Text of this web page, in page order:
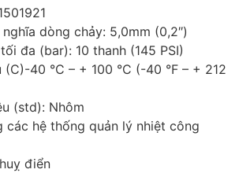
dòng chảy: 5,0mm (0,2″)
đa (bar): 10 thanh (145 PSI)
40 °C – + 100 °C (-40 °F – + 212
(std): Nhôm
các hệ thống quản lý nhiệt công
điển